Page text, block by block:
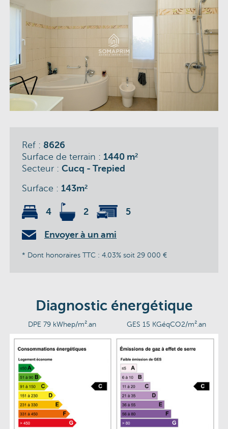
Ref : 8626
Surface de terrain : 1440 m2
Secteur : Cucq - Trepied
Surface : 143m2
4 2 5
Envoyer à un ami
* Dont honoraires TTC : 4.03% soit 29 000 €
Diagnostic énergétique
DPE 79 kWhep/m².an GES 15 KGéqCO2/m².an